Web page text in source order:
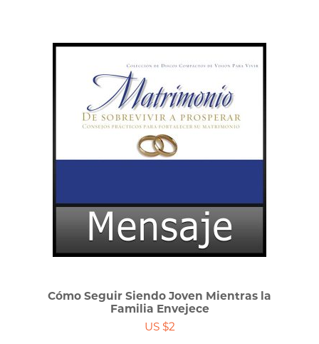
Cómo Seguir Siendo Joven Mientras la
Familia Envejece
US $2